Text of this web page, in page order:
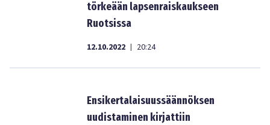
törkeään lapsenraiskaukseen
Ruotsissa
12.10.2022 | 20:24
Ensikertalaisuussäännöksen
uudistaminen kirjattiin